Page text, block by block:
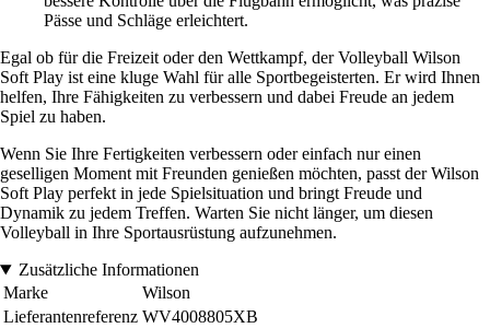
Pässe und Schläge erleichtert.
Egal ob für die Freizeit oder den Wettkampf, der Volleyball Wilson
Soft Play ist eine kluge Wahl für alle Sportbegeisterten. Er wird Ihnen
helfen, Ihre Fähigkeiten zu verbessern und dabei Freude an jedem
Spiel zu haben.
Wenn Sie Ihre Fertigkeiten verbessern oder einfach nur einen
geselligen Moment mit Freunden genießen möchten, passt der Wilson
Soft Play perfekt in jede Spielsituation und bringt Freude und
Dynamik zu jedem Treffen. Warten Sie nicht länger, um diesen
Volleyball in Ihre Sportausrüstung aufzunehmen.
Zusätzliche Informationen
Marke
Wilson
Lieferantenreferenz WV4008805XB